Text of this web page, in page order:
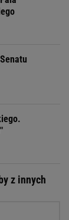
z innych